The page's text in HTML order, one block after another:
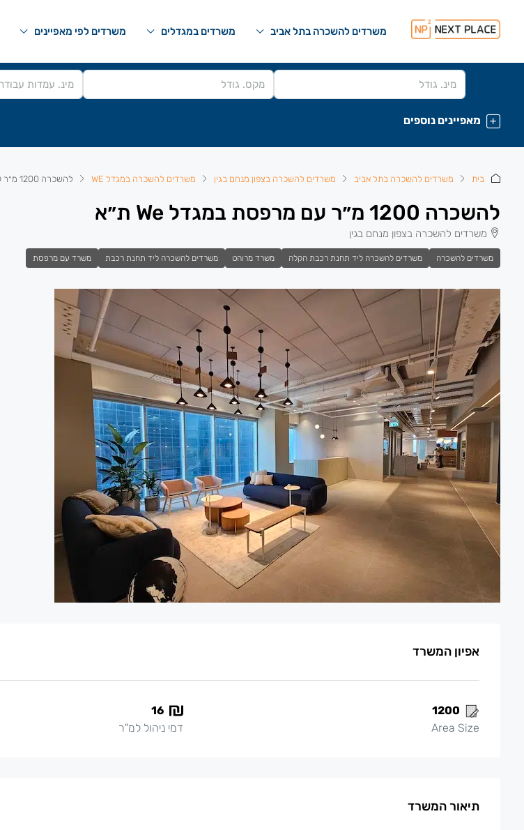
משרדים להשכרה בתל אביב משרדים במגדלים משרדים לפי מאפיינים
מאפיינים נוספים
בית משרדים להשכרה בתל אביב משרדים להשכרה בצפון מנחם בגין משרדים להשכרה במגדל WE להשכרה 1200 מ״ר עם מרפסת במגדל we ת״א
להשכרה 1200 מ״ר עם מרפסת במגדל We ת״א
משרדים להשכרה בצפון מנחם בגין
משרדים להשכרה משרדים להשכרה ליד תחנת רכבת הקלה משרד מרוהט משרדים להשכרה ליד תחנת רכבת משרד עם מרפסת
אפיון המשרד
1200
Area Size
16
דמי ניהול למ"ר
תיאור המשרד